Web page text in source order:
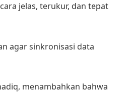
jelas, terukur, dan tepat
agar sinkronisasi data
menambahkan bahwa